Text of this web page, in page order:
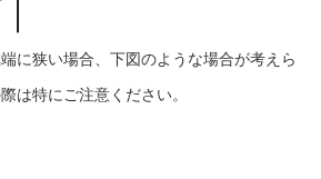
に狭い場合、下図のような場合が考えら
は特にご注意ください。